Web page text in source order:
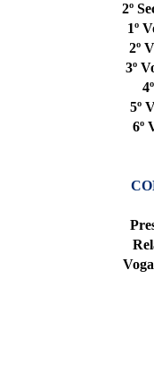
2º
1º
2º
3º
5º
6º